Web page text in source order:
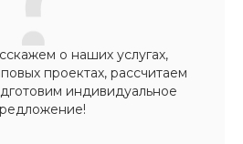
о наших услугах,
проектах, рассчитаем
индивидуальное